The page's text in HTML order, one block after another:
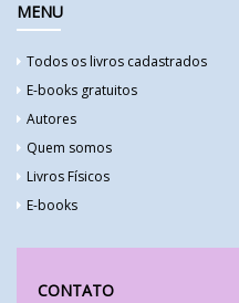
MENU
Todos os livros cadastrados
E-books gratuitos
Autores
Quem somos
Livros Físicos
E-books
CONTATO